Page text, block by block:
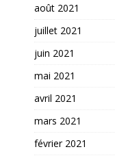
août 2021
juillet 2021
juin 2021
mai 2021
avril 2021
mars 2021
février 2021